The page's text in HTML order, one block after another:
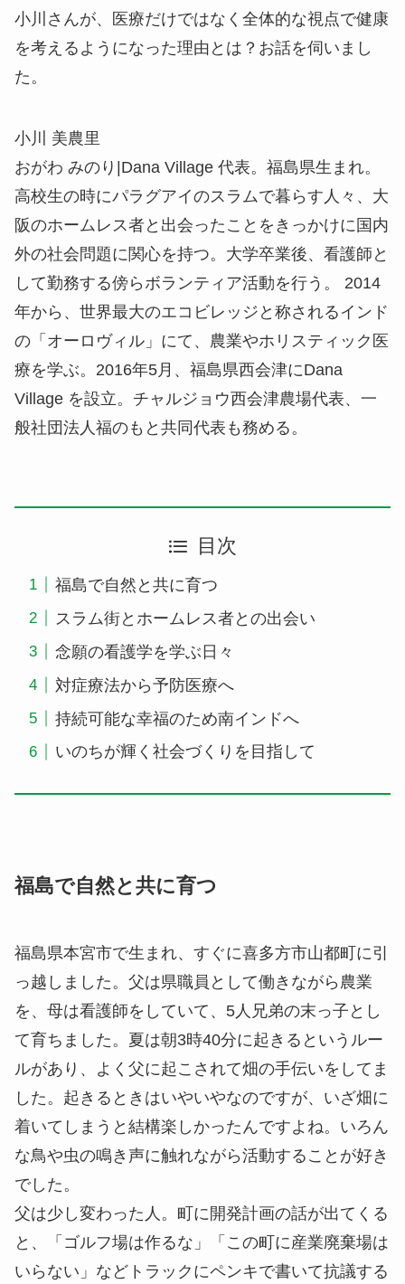
小川さんが、医療だけではなく全体的な視点で健康
を考えるようになった理由とは？お話を伺いまし
た。
小川 美農里
おがわ みのり|Dana Village 代表。福島県生まれ。
高校生の時にパラグアイのスラムで暮らす人々、大
阪のホームレス者と出会ったことをきっかけに国内
外の社会問題に関心を持つ。大学卒業後、看護師と
して勤務する傍らボランティア活動を行う。 2014
年から、世界最大のエコビレッジと称されるインド
の「オーロヴィル」にて、農業やホリスティック医
療を学ぶ。2016年5月、福島県西会津にDana
Village を設立。チャルジョウ西会津農場代表、一
般社団法人福のもと共同代表も務める。
目次
福島で自然と共に育つ
スラム街とホームレス者との出会い
念願の看護学を学ぶ日々
対症療法から予防医療へ
持続可能な幸福のため南インドへ
いのちが輝く社会づくりを目指して
福島で自然と共に育つ
福島県本宮市で生まれ、すぐに喜多方市山都町に引
っ越しました。父は県職員として働きながら農業
を、母は看護師をしていて、5人兄弟の末っ子とし
て育ちました。夏は朝3時40分に起きるというルー
ルがあり、よく父に起こされて畑の手伝いをしてま
した。起きるときはいやいやなのですが、いざ畑に
着いてしまうと結構楽しかったんですよね。いろん
な鳥や虫の鳴き声に触れながら活動することが好き
でした。
父は少し変わった人。町に開発計画の話が出てくる
と、「ゴルフ場は作るな」「この町に産業廃棄場は
いらない」などトラックにペンキで書いて抗議する